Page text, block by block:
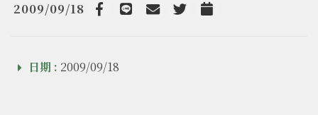
2009/09/18
Facebook TwitterAdd to Calendar
日期 : 2009/09/18